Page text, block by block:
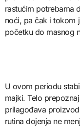
rastućim potrebama
noći, pa čak i tokom
početku do masnog
U ovom periodu
majki. Telo
prilagođava
rutina dojenja ne